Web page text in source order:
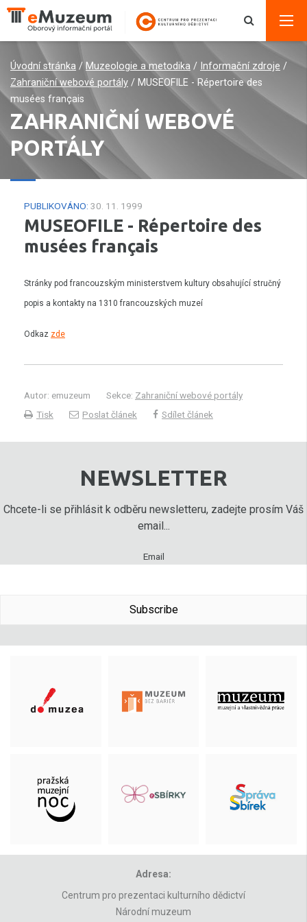
Úvodní stránka / Muzeologie a metodika / Informační zdroje /
Zahraniční webové portály / MUSEOFILE - Répertoire des
musées français
ZAHRANIČNÍ WEBOVÉ
PORTÁLY
PUBLIKOVÁNO: 30. 11. 1999
MUSEOFILE - Répertoire des
musées français
Stránky pod francouzským ministerstvem kultury obsahující stručný
popis a kontakty na 1310 francouzských muzeí
Odkaz zde
Autor: emuzeum Sekce: Zahraniční webové portály
Tisk
Poslat článek Sdílet článek
NEWSLETTER
Chcete-li se přihlásit k odběru newsletteru, zadejte prosím Váš
email...
Email
Subscribe
Adresa:
Centrum pro prezentaci kulturního dědictví
Národní muzeum